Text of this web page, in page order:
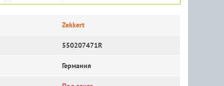
Zekkert
550207471R
Германия